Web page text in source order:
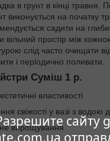
сайту
в грунт в кінці травня.
виконується на початку
садити на
вільний простір між
слід часто очищати
і періодично поливати.
Суміш 1 р.
властивості
свіжості у вазі з водою
вирощування